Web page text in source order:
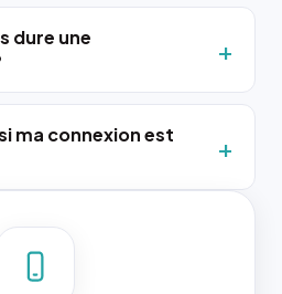
dure une
ma connexion est